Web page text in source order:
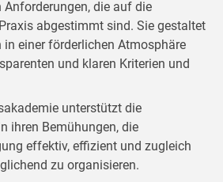
Anforderungen, die auf die
abgestimmt sind. Sie gestaltet
in einer förderlichen Atmosphäre
und klaren Kriterien und
unterstützt die
ihren Bemühungen, die
effektiv, effizient und zugleich
zu organisieren.